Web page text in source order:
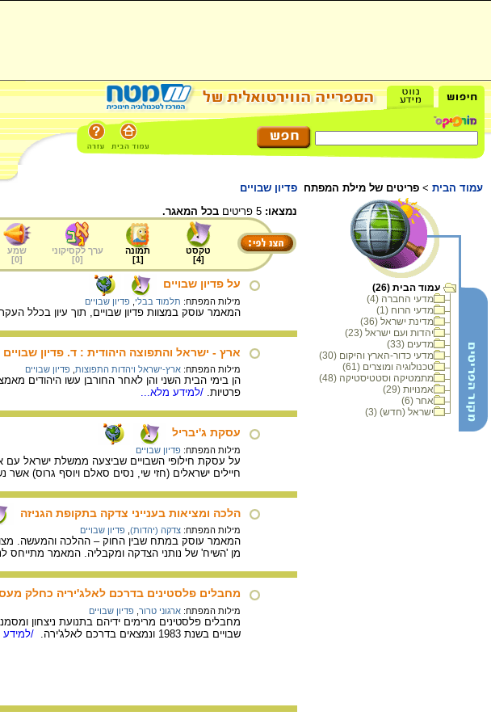
עמוד הבית > פריטים של מילת המפתח פדיון שבויים
עמוד הבית (26)
מדעי החברה (4)
מדעי הרוח (1)
מדינת ישראל (36)
יהדות ועם ישראל (23)
מדעים (33)
מדעי כדור-הארץ והיקום (30)
טכנולוגיה ומוצרים (61)
מתמטיקה וסטטיסטיקה (48)
אמנויות (29)
אחר (6)
ישראל (חדש) (3)
נמצאו: בכל המאגר.
טקסט
[
4
]
תמונה
[
1
]
ערך לקסיקוני
[
0
]
שמע
[
0
]
על פדיון שבויים
מילות המפתח: תלמוד בבלי פדיון שבויים
המאמר עוסק במצוות פדיון שבויים, תוך עיון בכלל
ארץ - ישראל והתפוצה היהודית : ד. פדיון שבויים
מילות המפתח: ארץ-ישראל ויהדות התפוצות פדיון שבויים
הן בימי הבית השני והן לאחר החורבן עשו היהודים
פרטיות. /למידע מלא...
עסקת ג'יבריל
מילות המפתח: פדיון שבויים
חיילים ישראלים (חזי שי, נסים סאלם ויוסף גרוס) אשר נשבו בידי
הלכה ומציאות בענייני צדקה בתקופת הגניזה
מילות המפתח: צדקה (יהדות) פדיון שבויים
המאמר עוסק במתח שבין החוק – ההלכה והמעשה.
מן 'השיח' של נותני הצדקה ומקבליה. המאמר מתייחס
מחבלים פלסטינים בדרכם לאלג'יריה כחלק
מילות המפתח: ארגוני טרור פדיון שבויים
שבויים בשנת 1983 ונמצאים בדרכם לאלג'ירה.
/למידע